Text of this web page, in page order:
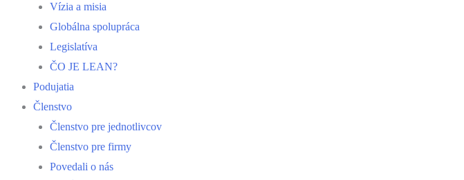
Vízia a misia
Globálna spolupráca
Legislatíva
ČO JE LEAN?
Podujatia
Členstvo
Členstvo pre jednotlivcov
Členstvo pre firmy
Povedali o nás